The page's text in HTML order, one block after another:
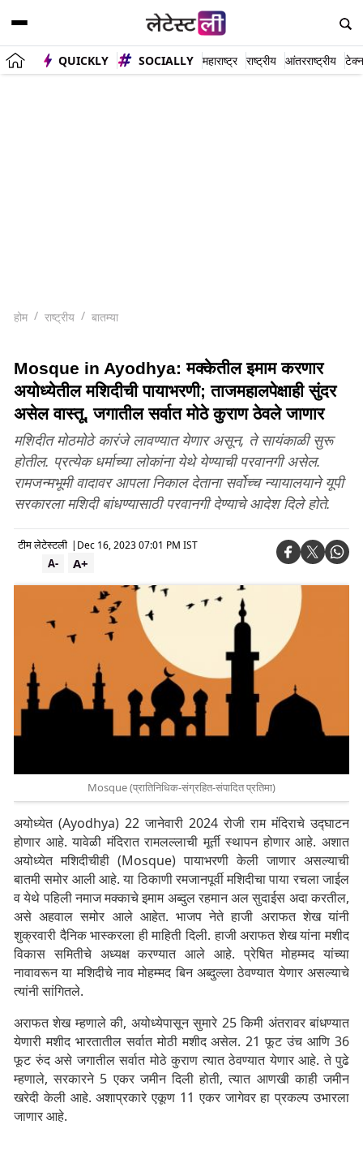
QUICKLY SOCIALLY महाराष्ट्र राष्ट्रीय आंतरराष्ट्रीय
होम राष्ट्रीय बातम्या
Mosque in Ayodhya: मक्केतील इमाम करणार
अयोध्येतील मशिदीची पायाभरणी; ताजमहालपेक्षाही सुंदर
असेल वास्तू, जगातील सर्वात मोठे कुराण ठेवले जाणार
मशिदीत मोठमोठे कारंजे लावण्यात येणार असून, ते सायंकाळी सुरू
होतील. प्रत्येक धर्माच्या लोकांना येथे येण्याची परवानगी असेल.
रामजन्मभूमी वादावर आपला निकाल देताना सर्वोच्च न्यायालयाने यूपी
सरकारला मशिदी बांधण्यासाठी परवानगी देण्याचे आदेश दिले होते.
टीम लेटेस्टली | Dec 16, 2023 07:01 PM IST
A+
A-
Mosque (प्रातिनिधिक-संग्रहित-संपादित प्रतिमा)
अयोध्येत (Ayodhya) 22 जानेवारी 2024 रोजी राम मंदिराचे उद्घाटन
होणार आहे. यावेळी मंदिरात रामलल्लाची मूर्ती स्थापन होणार आहे. अशात
अयोध्येत मशिदीचीही (Mosque) पायाभरणी केली जाणार असल्याची
बातमी समोर आली आहे. या ठिकाणी रमजानपूर्वी मशिदीचा पाया रचला जाईल
व येथे पहिली नमाज मक्काचे इमाम अब्दुल रहमान अल सुदाईस अदा करतील,
असे अहवाल समोर आले आहेत. भाजप नेते हाजी अराफत शेख यांनी
शुक्रवारी दैनिक भास्करला ही माहिती दिली. हाजी अराफत शेख यांना मशीद
विकास समितीचे अध्यक्ष करण्यात आले आहे. प्रेषित मोहम्मद यांच्या
नावावरून या मशिदीचे नाव मोहम्मद बिन अब्दुल्ला ठेवण्यात येणार असल्याचे
त्यांनी सांगितले.
अराफत शेख म्हणाले की, अयोध्येपासून सुमारे 25 किमी अंतरावर बांधण्यात
येणारी मशीद भारतातील सर्वात मोठी मशीद असेल. 21 फूट उंच आणि 36
फूट रुंद असे जगातील सर्वात मोठे कुराण त्यात ठेवण्यात येणार आहे. ते पुढे
म्हणाले, सरकारने 5 एकर जमीन दिली होती, त्यात आणखी काही जमीन
खरेदी केली आहे. अशाप्रकारे एकूण 11 एकर जागेवर हा प्रकल्प उभारला
जाणार आहे.